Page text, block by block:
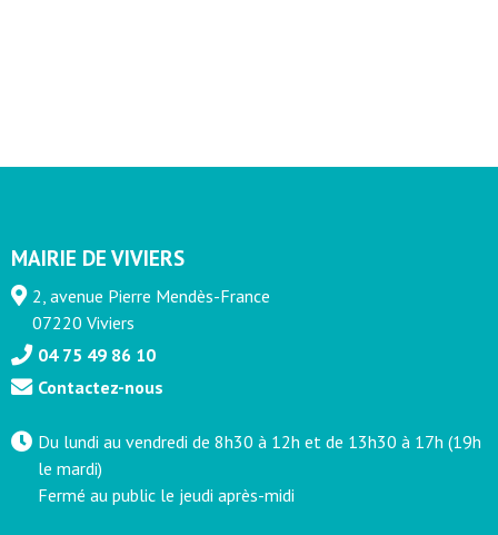
MAIRIE DE VIVIERS
2, avenue Pierre Mendès-France
07220 Viviers
04 75 49 86 10
Contactez-nous
Du lundi au vendredi de 8h30 à 12h et de 13h30 à 17h (19h
le mardi)
Fermé au public le jeudi après-midi